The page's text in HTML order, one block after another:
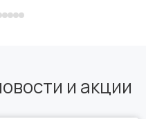
и акции